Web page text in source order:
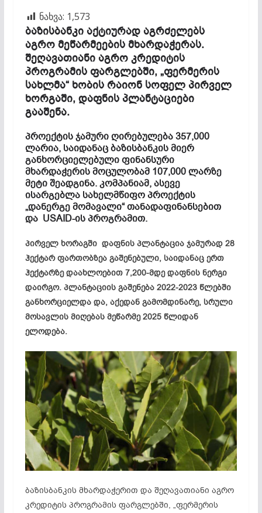
ნახვა: 1,573
ბაზისბანკი აქტიურად აგრძელებს
აგრო მეწარმეების მხარდაჭერას.
შეღავათიანი აგრო კრედიტის
პროგრამის ფარგლებში, „ფერმერის
სახლმა“ ხობის რაიონ სოფელ პირველ
ხორგაში, დაფნის პლანტაციები
გააშენა.
პროექტის ჯამური ღირებულება 357,000
ლარია, საიდანაც ბაზისბანკის მიერ
განხორციელებული ფინანსური
მხარდაჭერის მოცულობამ 107,000 ლარზე
მეტი შეადგინა. კომპანიამ, ასევე
ისარგებლა სახელმწიფო პროექტის
„დანერგე მომავალი“ თანადაფინანსებით
და USAID-ის პროგრამით.
პირველ ხორაგში დაფნის პლანტაცია ჯამურად 28
ჰექტარ ფართობზეა გაშენებული, საიდანაც ერთ
ჰექტარზე დაახლოებით 7,200-მდე დაფნის ნერგი
დაირგო. პლანტაციის გაშენება 2022-2023 წლებში
განხორციელდა და, აქედან გამომდინარე, სრული
მოსავლის მიღებას მეწარმე 2025 წლიდან
ელოდება.
ბაზისბანკის მხარდაჭერით და შეღავათიანი აგრო
კრედიტის პროგრამის ფარგლებში, „ფერმერის